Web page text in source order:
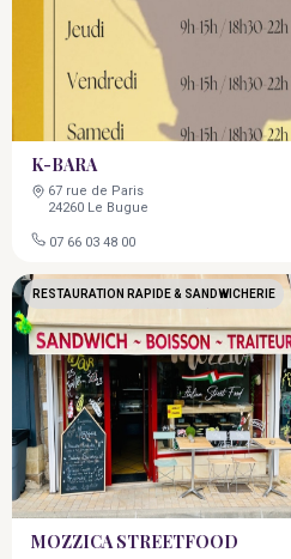
K-BARA
67 rue de Paris
24260 Le Bugue
07 66 03 48 00
MOZZICA STREETFOOD
RESTAURATION RAPIDE & SANDWICHERIE